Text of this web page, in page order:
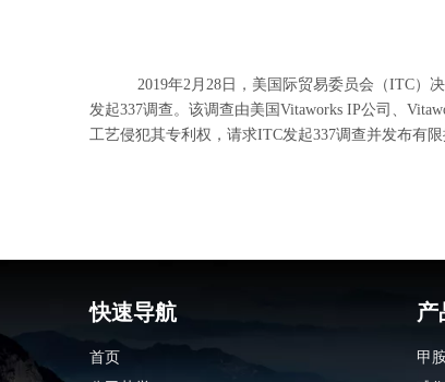
2019年2月28日，美国际贸易委员会（ITC）决
发起337调查。该调查由美国Vitaworks IP公司、
工艺侵犯其专利权，请求ITC发起337调查并发布有
快速导航
首页
产
甲